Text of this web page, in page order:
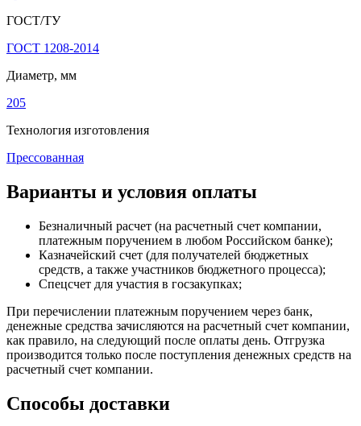
ГОСТ/ТУ
ГОСТ 1208-2014
Диаметр, мм
205
Технология изготовления
Прессованная
Варианты и условия оплаты
Безналичный расчет (на расчетный счет компании,
платежным поручением в любом Российском банке);
Казначейский счет (для получателей бюджетных
средств, а также участников бюджетного процесса);
Спецсчет для участия в госзакупках;
При перечислении платежным поручением через банк,
денежные средства зачисляются на расчетный счет компании,
как правило, на следующий после оплаты день. Отгрузка
производится только после поступления денежных средств на
расчетный счет компании.
Способы доставки